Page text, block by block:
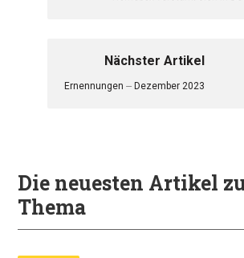
Nächster Artikel
Ernennungen ⏤ Dezember 2023
Die neuesten Artikel
Thema